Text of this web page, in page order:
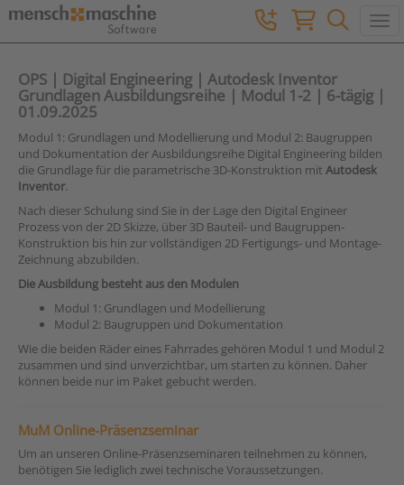
OPS | Digital Engineering | Autodesk Inventor
Grundlagen Ausbildungsreihe | Modul 1-2 | 6-tägig |
01.09.2025
Modul 1: Grundlagen und Modellierung und Modul 2: Baugruppen
und Dokumentation der Ausbildungsreihe Digital Engineering bilden
die Grundlage für die parametrische 3D-Konstruktion mit Autodesk
Inventor.
Nach dieser Schulung sind Sie in der Lage den Digital Engineer
Prozess von der 2D Skizze, über 3D Bauteil- und Baugruppen-
Konstruktion bis hin zur vollständigen 2D Fertigungs- und Montage-
Zeichnung abzubilden.
Die Ausbildung besteht aus den Modulen
Modul 1: Grundlagen und Modellierung
Modul 2: Baugruppen und Dokumentation
Wie die beiden Räder eines Fahrrades gehören Modul 1 und Modul 2
zusammen und sind unverzichtbar, um starten zu können. Daher
können beide nur im Paket gebucht werden.
MuM Online-Präsenzseminar
Um an unseren Online-Präsenzseminaren teilnehmen zu können,
benötigen Sie lediglich zwei technische Voraussetzungen.